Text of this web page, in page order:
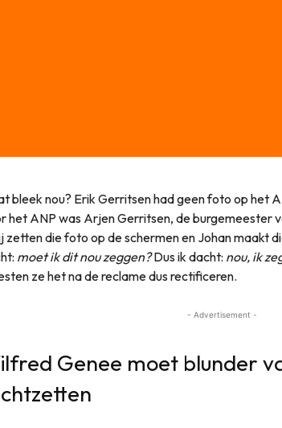
bleek nou? Erik Gerritsen had geen foto op het
het ANP was Arjen Gerritsen, de burgemeester
zetten die foto op de schermen en Johan maakt
moet ik dit nou zeggen?Dus ik dacht: nou, ik
ze het na de reclame dus rectificeren.
- Advertisement -
Genee moet blunder